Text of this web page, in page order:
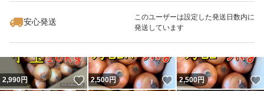
安心発送
このユーザーは設定した発送日数内に
発送しています
2,990円 いいね！
2,500円 いいね！
2,500円